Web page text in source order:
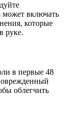
может включать
которые
руке.
в первые 48
облегчить